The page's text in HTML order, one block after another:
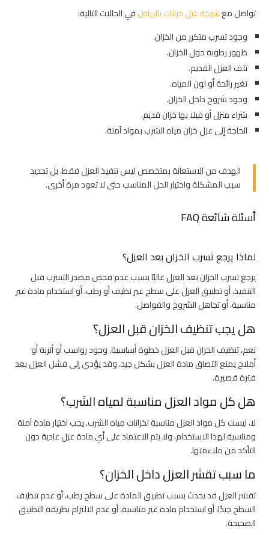
تواصل معشركة عزل خزانات بالرياضفي الحالات التالية:
وجود تسرب متكرر من الخزان.
ظهور رطوبة حول الخزان.
تلف العزل القديم.
تغير رائحة أو لون المياه.
وجود شروخ داخل الخزان.
شراء منزل أو فيلا بها خزان قديم.
الحاجة إلى عزل خزان مياه الشرب بمواد آمنة.
الهدف من الاستعانة بمتخصص ليس تنفيذ العزل فقط، بل تحديد
سبب المشكلة واختيار الحل المناسب حتى لا تعود مرة أخرى.
أسئلة شائعة FAQ
لماذا يرجع تسرب الخزان بعد العزل؟
يرجع تسرب الخزان بعد العزل غالبًا بسبب عدم فحص مصدر التسرب قبل
التنفيذ، أو تطبيق العزل على سطح غير نظيف أو رطب، أو استخدام مادة غير
مناسبة، أو تجاهل الشروخ والفواصل.
هل يجب تنظيف الخزان قبل العزل؟
نعم، تنظيف الخزان قبل العزل خطوة أساسية. وجود رواسب أو أتربة أو
أملاح يمنع التصاق مادة العزل بشكل جيد، وقد يؤدي إلى فشل العزل بعد
فترة قصيرة.
هل كل مواد العزل مناسبة لمياه الشرب؟
لا، ليست كل مواد العزل مناسبة لخزانات مياه الشرب. يجب اختيار مادة آمنة
ومناسبة لهذا الاستخدام، ولا يتم الاعتماد على أي مادة عزل عادية دون
التأكد من ملاءمتها.
ما سبب تقشر العزل داخل الخزان؟
تقشر العزل قد يحدث بسبب تطبيق المادة على سطح رطب، أو عدم تنظيف
السطح جيدًا، أو استخدام مادة غير مناسبة، أو عدم الالتزام بطريقة التطبيق
الصحيحة.